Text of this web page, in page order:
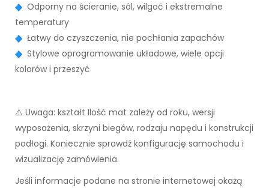
Odporny na ścieranie, sól, wilgoć i ekstremalne
temperatury
Łatwy do czyszczenia, nie pochłania zapachów
Stylowe oprogramowanie układowe, wiele opcji
kolorów i przeszyć
⚠️ Uwaga: kształt Ilość mat zależy od roku, wersji
wyposażenia, skrzyni biegów, rodzaju napędu i konstrukcji
podłogi. Koniecznie sprawdź konfigurację samochodu i
wizualizację zamówienia.
Jeśli informacje podane na stronie internetowej okażą